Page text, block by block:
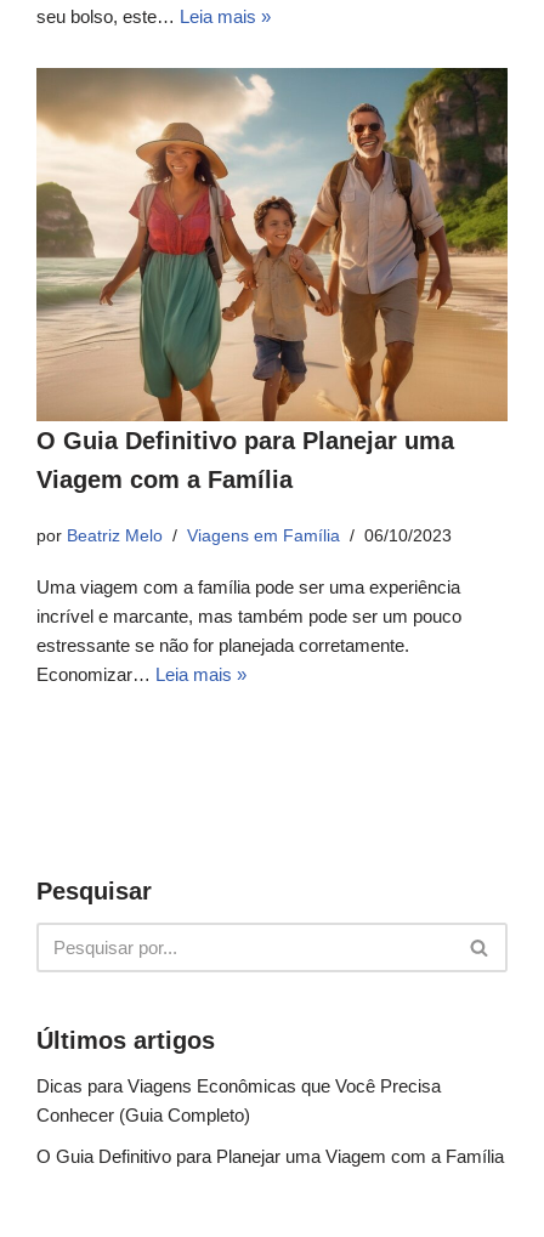
seu bolso, este… Leia mais »
O Guia Definitivo para Planejar uma
Viagem com a Família
por Beatriz Melo Viagens em Família 06/10/2023
Uma viagem com a família pode ser uma experiência
incrível e marcante, mas também pode ser um pouco
estressante se não for planejada corretamente.
Economizar… Leia mais »
Pesquisar
Últimos artigos
Dicas para Viagens Econômicas que Você Precisa
Conhecer (Guia Completo)
O Guia Definitivo para Planejar uma Viagem com a Família